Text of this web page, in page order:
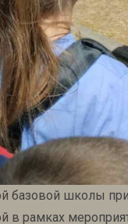
школы
в рамках